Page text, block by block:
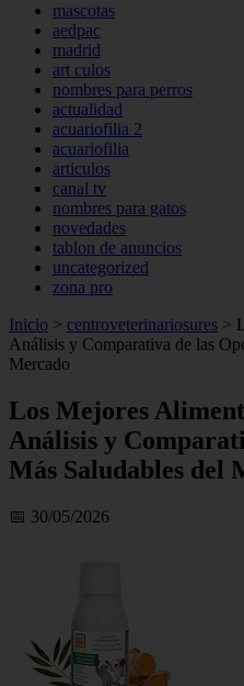
mascotas
aedpac
madrid
art culos
nombres para perros
actualidad
acuariofilia 2
acuariofilia
articulos
canal tv
nombres para gatos
novedades
tablon de anuncios
uncategorized
zona pro
Inicio > centroveterinariosures >
Análisis y Comparativa de las
Mercado
Los Mejores
Análisis y
Más Saludables del
📅 30/05/2026